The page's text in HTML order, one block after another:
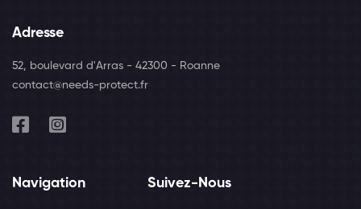
Adresse
52, boulevard d'Arras - 42300 - Roanne
contact@needs-protect.fr
Navigation Suivez-Nous